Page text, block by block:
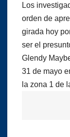
Los
orden de
girada hoy
ser el
Glendy
31 de mayo
la zona 1 de